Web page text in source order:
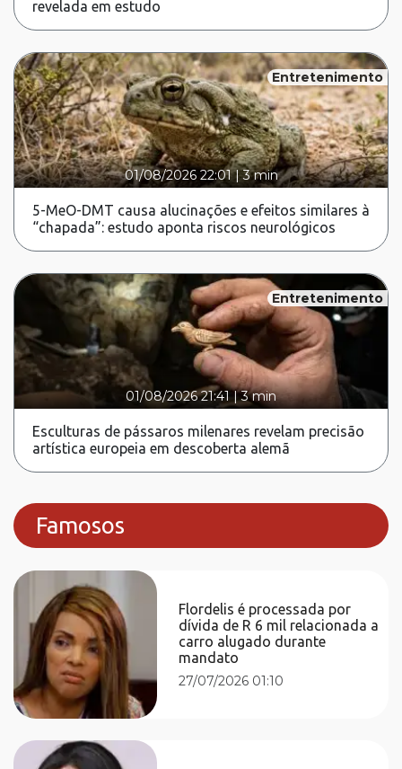
revelada em estudo
Entretenimento
01/08/2026 22:01|3 min
5-MeO-DMT causa alucinações e efeitos similares à
“chapada”: estudo aponta riscos neurológicos
Entretenimento
01/08/2026 21:41 |3 min
Esculturas de pássaros milenares revelam precisão
artística europeia em descoberta alemã
Famosos
Flordelis é processada por
dívida de R 6 mil relacionada a
carro alugado durante
mandato
27/07/2026 01:10